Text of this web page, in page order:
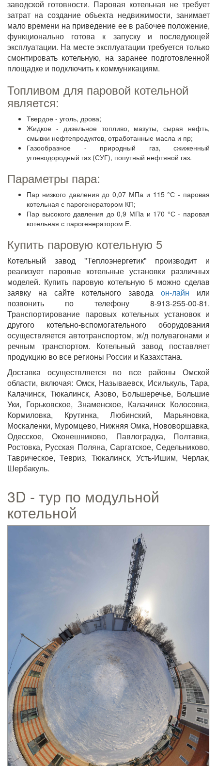
заводской готовности. Паровая котельная не требует
затрат на создание объекта недвижимости, занимает
мало времени на приведение ее в рабочее положение,
функционально готова к запуску и последующей
эксплуатации. На месте эксплуатации требуется только
смонтировать котельную, на заранее подготовленной
площадке и подключить к коммуникациям.
Топливом для паровой котельной
является:
Твердое - уголь, дрова;
Жидкое - дизельное топливо, мазуты, сырая нефть,
смывки нефтепродуктов, отработанные масла и пр;
Газообразное - природный газ, сжиженный
углеводородный газ (СУГ), попутный нефтяной газ.
Параметры пара:
Пар низкого давления до 0,07 МПа и 115 °С - паровая
котельная с парогенератором КП;
Пар высокого давления до 0,9 МПа и 170 °С - паровая
котельная с парогенератором Е.
Купить паровую котельную 5
Котельный завод "Теплоэнергетик" производит и
реализует паровые котельные установки различных
моделей. Купить паровую котельную 5 можно сделав
заявку на сайте котельного завода он-лайн или
позвонить по телефону 8-913-255-00-81.
Транспортирование паровых котельных установок и
другого котельно-вспомогательного оборудования
осуществляется автотранспортом, ж/д полувагонами и
речным транспортом. Котельный завод поставляет
продукцию во все регионы России и Казахстана.
Доставка осуществляется во все районы Омской
области, включая: Омск, Называевск, Исилькуль, Тара,
Калачинск, Тюкалинск, Азово, Большеречье, Большие
Уки, Горьковское, Знаменское, Калачинск Колосовка,
Кормиловка, Крутинка, Любинский, Марьяновка,
Москаленки, Муромцево, Нижняя Омка, Нововоршавка,
Одесское, Оконешниково, Павлоградка, Полтавка,
Ростовка, Русская Поляна, Саргатское, Седельниково,
Таврическое, Тевриз, Тюкалинск, Усть-Ишим, Черлак,
Шербакуль.
3D - тур по модульной
котельной